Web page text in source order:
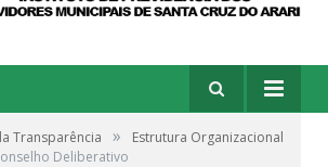
Transparência »
Estrutura Organizacional
Deliberativo